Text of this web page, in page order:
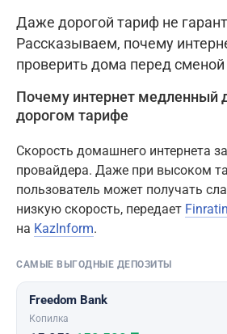
Даже дорогой тариф не
Рассказываем, почему
проверить дома перед
Почему интернет медленный
дорогом тарифе
Скорость домашнего интернета
провайдера. Даже при высоком
пользователь может получать
низкую скорость, передает
на KazInform.
САМЫЕ ВЫГОДНЫЕ ДЕПОЗИТЫ
Freedom Bank
Копилка